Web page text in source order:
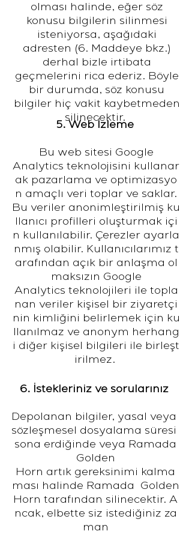
olması halinde, eğer söz
konusu bilgilerin silinmesi
isteniyorsa, aşağıdaki
adresten (6. Maddeye bkz.)
derhal bizle irtibata
geçmelerini rica ederiz. Böyle
bir durumda, söz konusu
bilgiler hiç vakit kaybetmeden
silinecektir.
5. Web İzleme
Bu web sitesi Google
Analytics teknolojisini kullanar
ak pazarlama ve optimizasyo
n amaçlı veri toplar ve saklar.
Bu veriler anonimleştirilmiş ku
llanıcı profilleri oluşturmak içi
n kullanılabilir. Çerezler ayarla
nmış olabilir. Kullanıcılarımız t
arafından açık bir anlaşma ol
maksızın Google
Analytics teknolojileri ile topla
nan veriler kişisel bir ziyaretçi
nin kimliğini belirlemek için ku
llanılmaz ve anonym herhang
i diğer kişisel bilgileri ile birleşt
irilmez.
6. İstekleriniz ve sorularınız
Depolanan bilgiler, yasal veya
sözleşmesel dosyalama süresi
sona erdiğinde veya Ramada
Golden
Horn artık gereksinimi kalma
ması halinde Ramada Golden
Horn tarafından silinecektir. A
ncak, elbette siz istediğiniz za
man